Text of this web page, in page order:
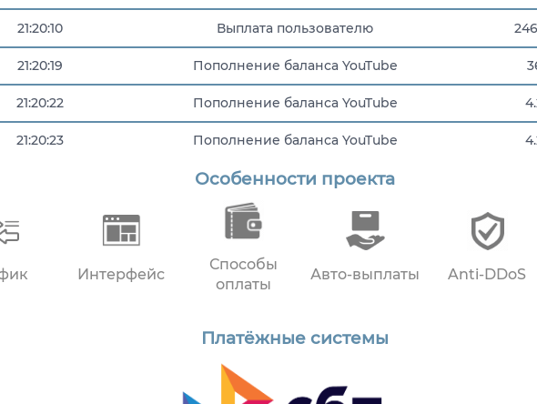
21:20:10 Выплата пользователю
21:20:19 Пополнение баланса YouTube
21:20:22 Пополнение баланса YouTube
21:20:23 Пополнение баланса YouTube
Пополнение баланса YouTube
Особенности проекта
Интерфейс
Способы
оплаты
Авто-выплаты Anti-DDoS
Платёжные системы